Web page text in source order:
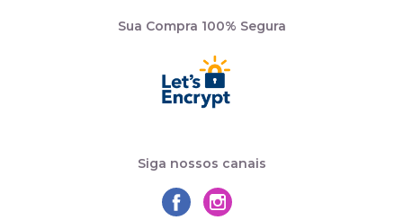
Sua Compra 100% Segura
Siga nossos canais